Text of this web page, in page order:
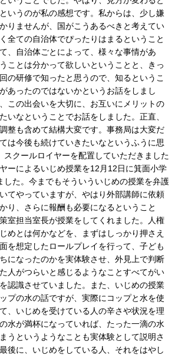
いうのが私の感想です。私からは、少し嫌
りませんが、国がこうあるべきと考えてい
全ての自治体でぴったりはまるということ
、自治体ごとによって、様々な事情があ
ことは分かって欲しいということと、きっ
の研修で知ったと思うので、知るというこ
あったのではないかというお話をしまし
この出会いを大切に、お互いにメリットの
いなということでお話をしました。正直、
整も含めて結構大変です。事務局は大変だ
は今後も続けていきたいなというふうに思
スクールロイヤーを配置していただきました
ーによるいじめ授業を12月12日に箕面小学
した。今までもそういういじめの授業を弁護
てやっていますが、やはり外部講師に依頼
り、さらに報酬も必要になるということ
室担当室長が授業をしてくれました。人権
めとは何かなどを、まずはしっかり押さえ
を想定したロールプレイを行って、子ども
になったのかを実体験させ、外見上で判断
人がつらいと感じるようなことすべてがい
認識させていました。また、いじめの授業
プの水の話ですが、実際にコップと水を使
、いじめを受けている人の辛さや状況を理
水が満杯になっていれば、たった一滴の水
うというようなことも実体験として説明さ
後に、いじめをしている人、それをはやし